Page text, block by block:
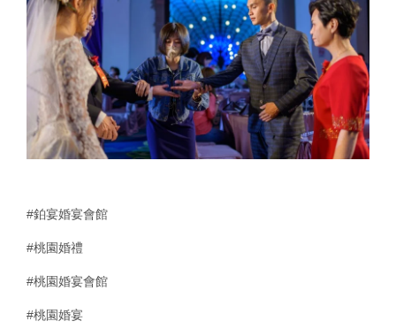
#鉑宴婚宴會館
#桃園婚禮
#桃園婚宴會館
#桃園婚宴